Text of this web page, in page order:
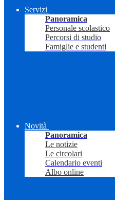
Servizi
Panoramica
Personale scolastico
Percorsi di studio
Famiglie e studenti
Novità
Panoramica
Le notizie
Le circolari
Calendario eventi
Albo online